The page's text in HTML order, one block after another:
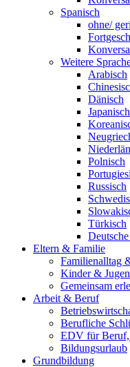
Spanisch
ohne/
Weitere
Arabisch
Dänisch
Japanisch
Polnisch
Russisch
Türkisch
Eltern & Familie
Familienalltag
Kinder &
Gemeinsam
Arbeit & Beruf
Berufliche
EDV für
Bildungsurlaub
Grundbildung